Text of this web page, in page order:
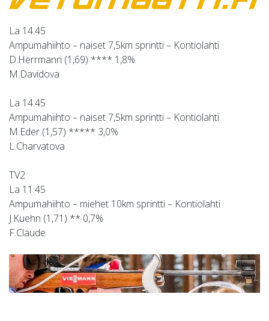
La 14.45
Ampumahiihto – naiset 7,5km sprintti – Kontiolahti
D.Herrmann (1,69) **** 1,8%
M.Davidova
La 14.45
Ampumahiihto – naiset 7,5km sprintti – Kontiolahti
M.Eder (1,57) ***** 3,0%
L.Charvatova
TV2
La 11.45
Ampumahiihto – miehet 10km sprintti – Kontiolahti
J.Kuehn (1,71) ** 0,7%
F.Claude